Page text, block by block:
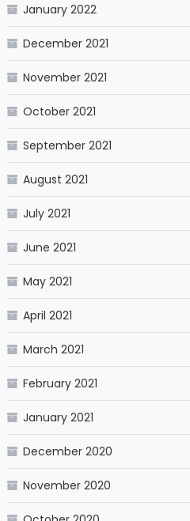
January 2022
December 2021
November 2021
October 2021
September 2021
August 2021
July 2021
June 2021
May 2021
April 2021
March 2021
February 2021
January 2021
December 2020
November 2020